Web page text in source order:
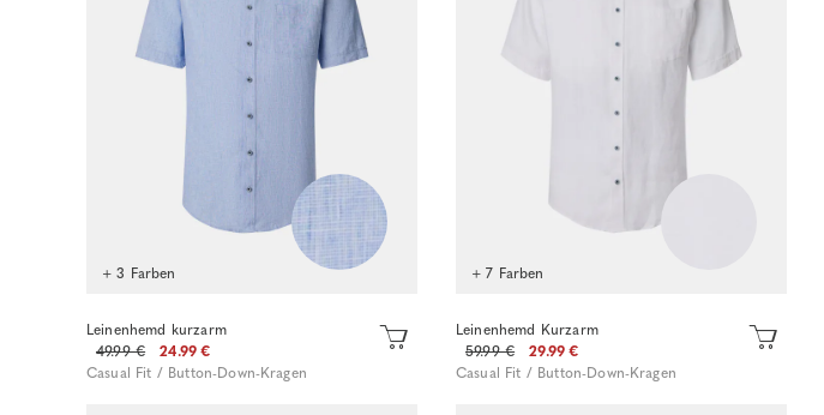
+ 3 Farben
Leinenhemd kurzarm
49.99 €
24.99 €
Casual Fit / Button-Down-Kragen
+ 7 Farben
Leinenhemd Kurzarm
59.99 €
29.99 €
Casual Fit / Button-Down-Kragen